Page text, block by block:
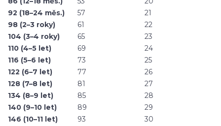
92 (18–24 měs.)
57
21
98 (2–3 roky)
61
22
104 (3–4 roky)
65
23
110 (4–5 let)
69
24
116 (5–6 let)
73
25
122 (6–7 let)
77
26
128 (7–8 let)
81
27
134 (8–9 let)
85
28
140 (9–10 let)
89
29
146 (10–11 let)
93
30